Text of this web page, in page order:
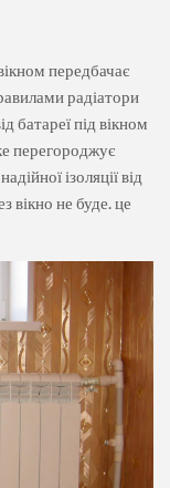
передбачає
радіатори
батареї під вікном
перегороджує
ізоляції від
вікно не буде. це